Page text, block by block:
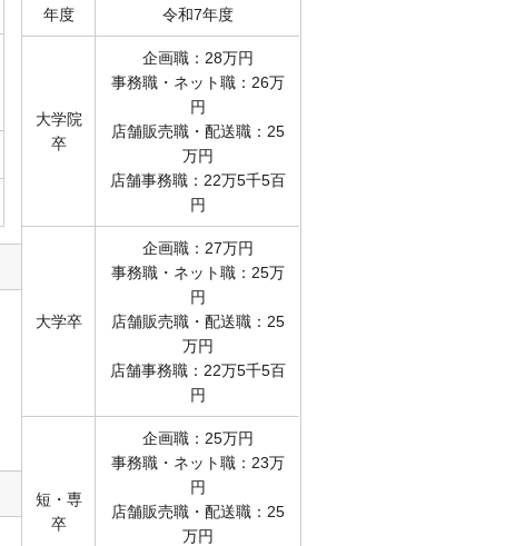
年度 令和7年度
大学院
卒
企画職：28万円
事務職・ネット職：26万
円
店舗販売職・配送職：25
万円
店舗事務職：22万5千5百
円
大学卒
企画職：27万円
事務職・ネット職：25万
円
店舗販売職・配送職：25
万円
店舗事務職：22万5千5百
円
短・専
卒
企画職：25万円
事務職・ネット職：23万
円
店舗販売職・配送職：25
万円